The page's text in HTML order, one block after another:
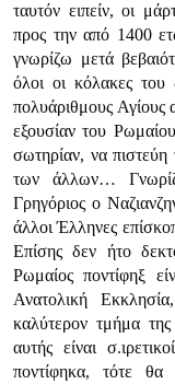
ταυτόν ειπείν, οι
προς την από 1400
γνωρίζω μετά
όλοι οι κόλακες του
πολυάριθμους Αγίους
εξουσίαν του
σωτηρίαν, να
των άλλων…
Γρηγόριος ο
άλλοι Έλληνες
Επίσης δεν ήτο
Ρωμαίος ποντίφηξ
Ανατολική
καλύτερον τμήμα
αυτής είναι
ποντίφηκα, τότε θα